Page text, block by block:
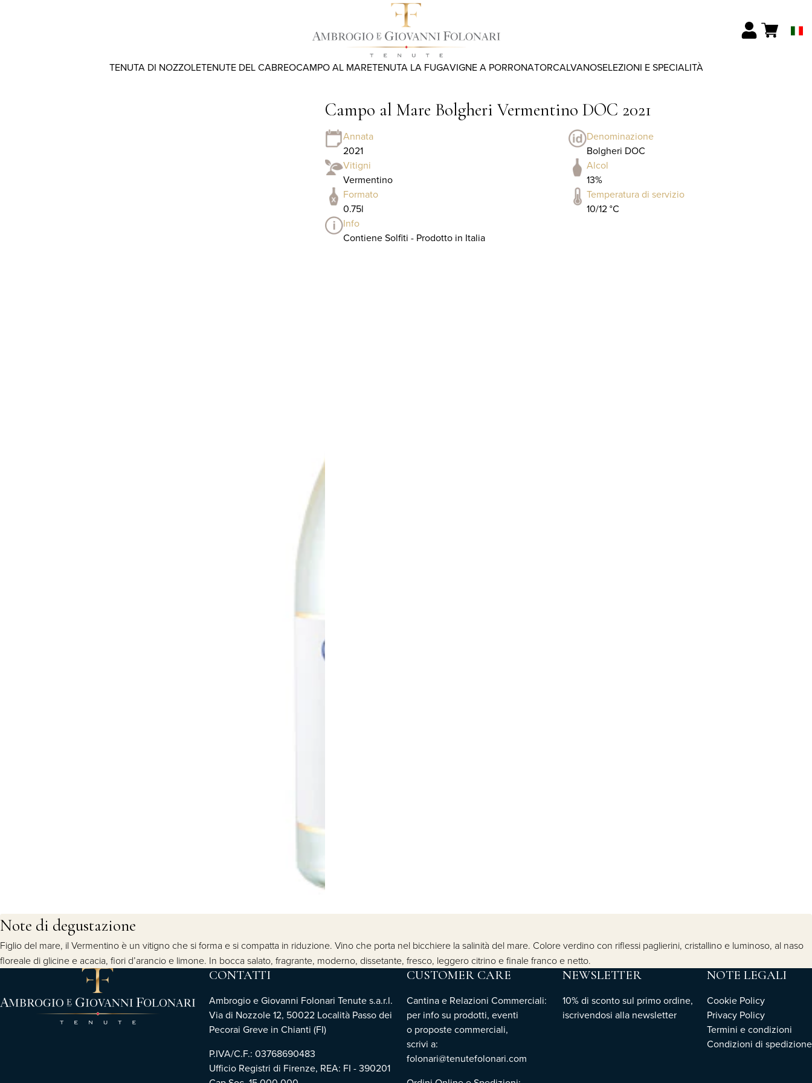
TENUTA DI NOZZOLETENUTE DEL CABREOCAMPO AL MARETENUTA LA FUGAVIGNE A PORRONATORCALVANOSELEZIONI E SPECIALITÀ
Campo al Mare Bolgheri Vermentino DOC 2021
Annata
2021
Denominazione
Bolgheri DOC
Vitigni
Vermentino
Alcol
13%
Formato
0.75l
Temperatura di servizio
10/12 °C
Info
Contiene Solfiti - Prodotto in Italia
Note di degustazione
Figlio del mare, il Vermentino è un vitigno che si forma e si compatta in riduzione. Vino che porta nel bicchiere la salinità del mare. Colore verdino con riflessi paglierini, cristallino e luminoso, al naso
floreale di glicine e acacia, fiori d’arancio e limone. In bocca salato, fragrante, moderno, dissetante, fresco, leggero citrino e finale franco e netto.
CONTATTI
Ambrogio e Giovanni Folonari Tenute s.a.r.l.
Via di Nozzole 12, 50022 Località Passo dei
Pecorai Greve in Chianti (FI)
P.IVA/C.F.: 03768690483
Ufficio Registri di Firenze, REA: FI - 390201
CUSTOMER CARE
Cantina e Relazioni Commerciali:
per info su prodotti, eventi
o proposte commerciali,
scrivi a:
folonari@tenutefolonari.com
NEWSLETTER
10% di sconto sul primo ordine,
iscrivendosi alla newsletter
NOTE LEGALI
Cookie Policy
Privacy Policy
Termini e condizioni
Condizioni di spedizione